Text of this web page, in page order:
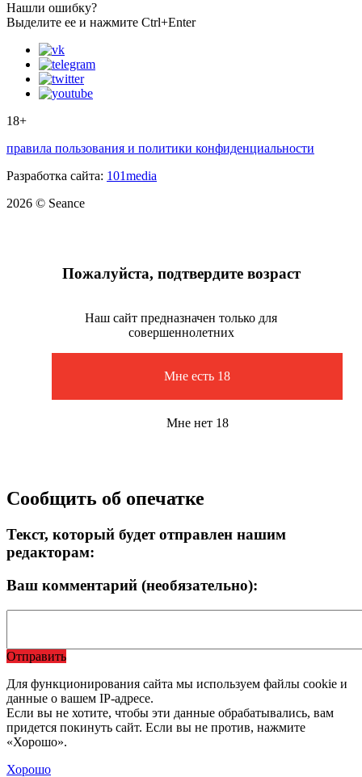
Нашли ошибку?
Выделите ее и нажмите Ctrl+Enter
18+
правила пользования и политики конфиденциальности
Разработка сайта: 101media
2026 © Seance
Пожалуйста, подтвердите возраст
Наш сайт предназначен только для
совершеннолетних
Мне есть 18
Мне нет 18
Сообщить об опечатке
Текст, который будет отправлен нашим
редакторам:
Ваш комментарий (необязательно):
Отправить
Для функционирования сайта мы используем файлы cookie и
данные о вашем IP-адресе.
Если вы не хотите, чтобы эти данные обрабатывались, вам
придется покинуть сайт. Если вы не против, нажмите
«Хорошо».
Хорошо